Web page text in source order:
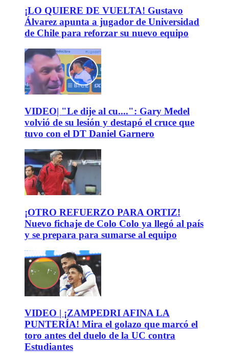
¡LO QUIERE DE VUELTA! Gustavo
Álvarez apunta a jugador de Universidad
de Chile para reforzar su nuevo equipo
VIDEO| "Le dije al cu....": Gary Medel
volvió de su lesión y destapó el cruce que
tuvo con el DT Daniel Garnero
¡OTRO REFUERZO PARA ORTIZ!
Nuevo fichaje de Colo Colo ya llegó al país
y se prepara para sumarse al equipo
VIDEO | ¡ZAMPEDRI AFINA LA
PUNTERÍA! Mira el golazo que marcó el
toro antes del duelo de la UC contra
Estudiantes